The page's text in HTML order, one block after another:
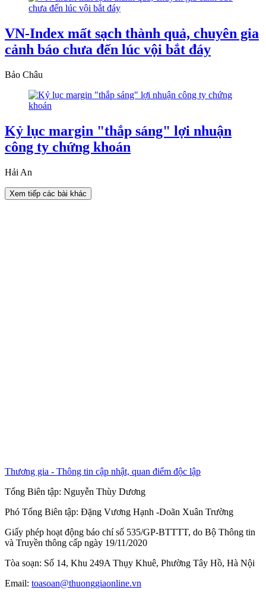
VN-Index mất sạch thành quả, chuyên gia
cảnh báo chưa đến lúc vội bắt đáy
Bảo Châu
Kỷ lục margin "thắp sáng" lợi nhuận
công ty chứng khoán
Hải An
Xem tiếp các bài khác
Thương gia - Thông tin cập nhật, quan điểm độc lập
Tổng Biên tập: Nguyễn Thùy Dương
Phó Tổng Biên tập: Đặng Vương Hạnh -Doãn Xuân Trường
Giấy phép hoạt động báo chí số 535/GP-BTTTT, do Bộ Thông tin
và Truyền thông cấp ngày 19/11/2020
Tòa soạn: Số 14, Khu 249A Thụy Khuê, Phường Tây Hồ, Hà Nội
Email: toasoan@thuonggiaonline.vn